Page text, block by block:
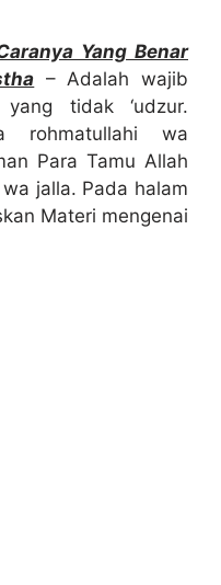
Yang Benar
– Adalah wajib
yang tidak ‘udzur.
rohmatullahi wa
Para Tamu Allah
jalla. Pada halam
Materi mengenai